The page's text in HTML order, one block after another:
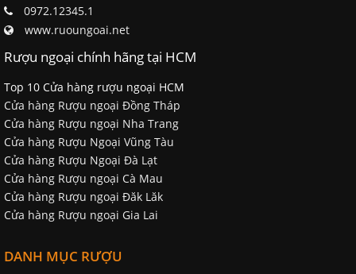
0972.12345.1
www.ruoungoai.net
Rượu ngoại chính hãng tại HCM
Top 10 Cửa hàng rượu ngoại HCM
Cửa hàng Rượu ngoại Đồng Tháp
Cửa hàng Rượu ngoại Nha Trang
Cửa hàng Rượu Ngoại Vũng Tàu
Cửa hàng Rượu Ngoại Đà Lạt
Cửa hàng Rượu ngoại Cà Mau
Cửa hàng Rượu ngoại Đăk Lăk
Cửa hàng Rượu ngoại Gia Lai
DANH MỤC RƯỢU